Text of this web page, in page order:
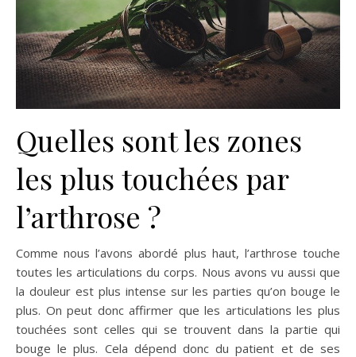
Quelles sont les zones
les plus touchées par
l’arthrose ?
Comme nous l’avons abordé plus haut, l’arthrose touche
toutes les articulations du corps. Nous avons vu aussi que
la douleur est plus intense sur les parties qu’on bouge le
plus. On peut donc affirmer que les articulations les plus
touchées sont celles qui se trouvent dans la partie qui
bouge le plus. Cela dépend donc du patient et de ses